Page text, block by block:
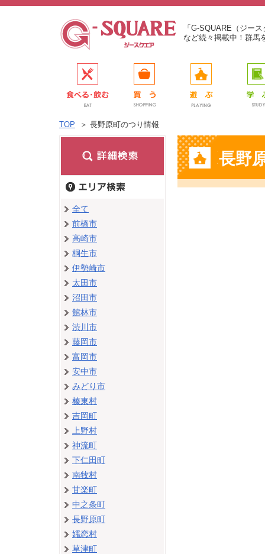
「G-SQUARE（ジー
など続々掲載中！群馬
TOP ＞ 長野原町のつり情報
長野
全て
前橋市
高崎市
桐生市
伊勢崎市
太田市
沼田市
館林市
渋川市
藤岡市
富岡市
安中市
みどり市
榛東村
吉岡町
上野村
神流町
下仁田町
南牧村
甘楽町
中之条町
長野原町
嬬恋村
草津町